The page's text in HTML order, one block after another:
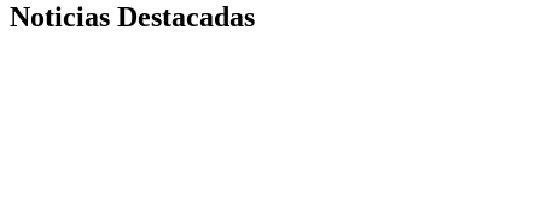
Noticias Destacadas